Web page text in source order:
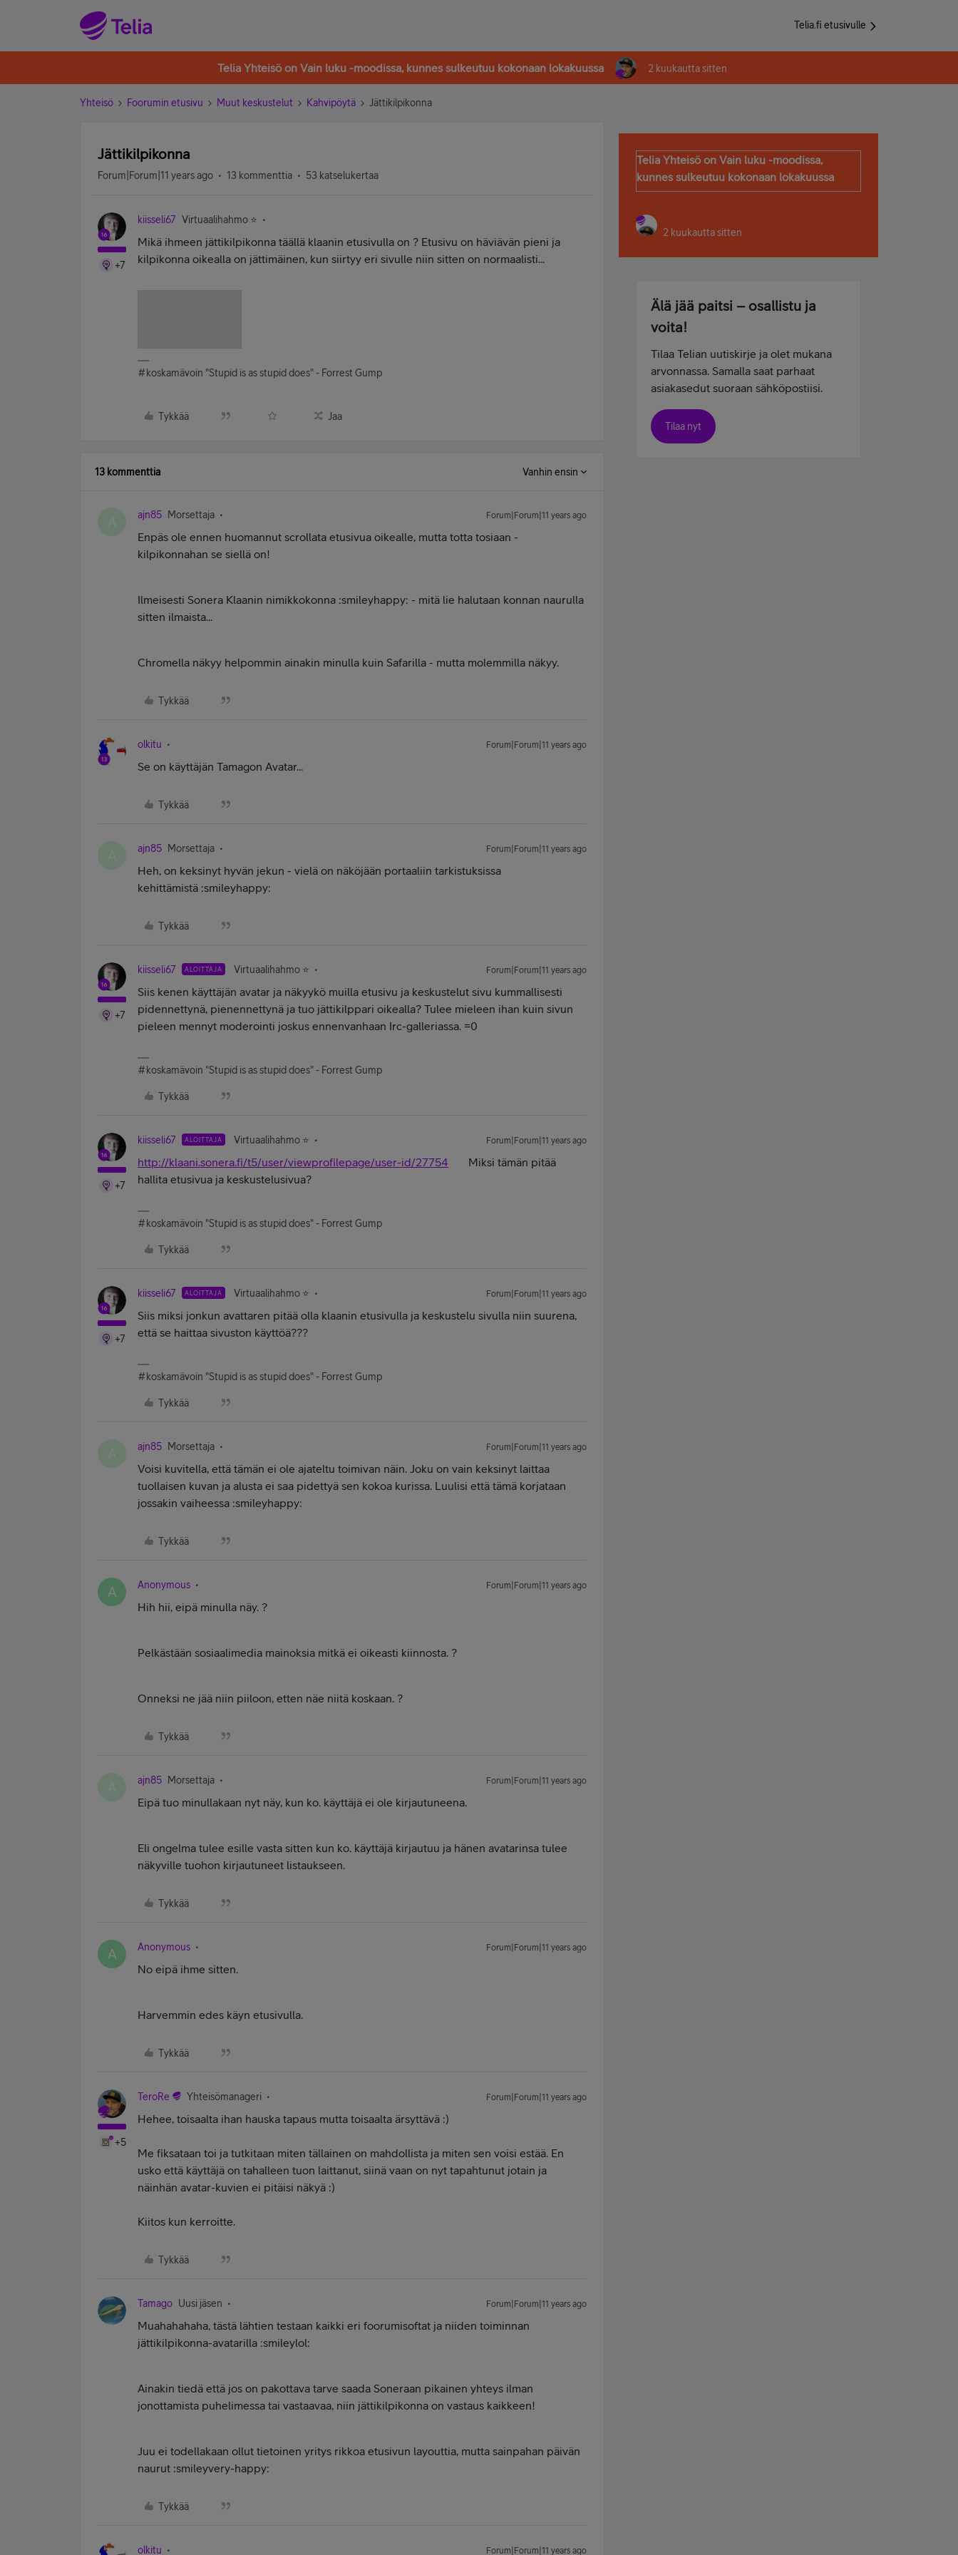
Telia.fi etusivulle
Telia Yhteisö on Vain luku -moodissa, kunnes sulkeutuu kokonaan lokakuussa 2 kuukautta sitten
Yhteisö Foorumin etusivu Muut keskustelut Kahvipöytä Jättikilpikonna
Jättikilpikonna
Forum|Forum|11 years ago 13 kommenttia 53 katselukertaa
+7
kiisseli67 Virtuaalihahmo ⭐️
Mikä ihmeen jättikilpikonna täällä klaanin etusivulla on ? Etusivu on häviävän pieni ja
kilpikonna oikealla on jättimäinen, kun siirtyy eri sivulle niin sitten on normaalisti...
#koskamävoin "Stupid is as stupid does" - Forrest Gump
Tykkää Jaa
13 kommenttia Vanhin ensin
ajn85 Morsettaja Forum|Forum|11 years ago
Enpäs ole ennen huomannut scrollata etusivua oikealle, mutta totta tosiaan -
kilpikonnahan se siellä on!
Ilmeisesti Sonera Klaanin nimikkokonna :smileyhappy: - mitä lie halutaan konnan naurulla
sitten ilmaista...
Chromella näkyy helpommin ainakin minulla kuin Safarilla - mutta molemmilla näkyy.
Tykkää
olkitu Forum|Forum|11 years ago
Se on käyttäjän Tamagon Avatar...
Tykkää
ajn85 Morsettaja Forum|Forum|11 years ago
Heh, on keksinyt hyvän jekun - vielä on näköjään portaaliin tarkistuksissa
kehittämistä :smileyhappy:
Tykkää
+7
kiisseli67 ALOITTAJA Virtuaalihahmo ⭐️ Forum|Forum|11 years ago
Siis kenen käyttäjän avatar ja näkyykö muilla etusivu ja keskustelut sivu kummallisesti
pidennettynä, pienennettynä ja tuo jättikilppari oikealla? Tulee mieleen ihan kuin sivun
pieleen mennyt moderointi joskus ennenvanhaan Irc-galleriassa. =0
#koskamävoin "Stupid is as stupid does" - Forrest Gump
Tykkää
+7
kiisseli67 ALOITTAJA Virtuaalihahmo ⭐️ Forum|Forum|11 years ago
http://klaani.sonera.fi/t5/user/viewprofilepage/user-id/27754 Miksi tämän pitää
hallita etusivua ja keskustelusivua?
#koskamävoin "Stupid is as stupid does" - Forrest Gump
Tykkää
+7
kiisseli67 ALOITTAJA Virtuaalihahmo ⭐️ Forum|Forum|11 years ago
Siis miksi jonkun avattaren pitää olla klaanin etusivulla ja keskustelu sivulla niin suurena,
että se haittaa sivuston käyttöä???
#koskamävoin "Stupid is as stupid does" - Forrest Gump
Tykkää
ajn85 Morsettaja Forum|Forum|11 years ago
Voisi kuvitella, että tämän ei ole ajateltu toimivan näin. Joku on vain keksinyt laittaa
tuollaisen kuvan ja alusta ei saa pidettyä sen kokoa kurissa. Luulisi että tämä korjataan
jossakin vaiheessa :smileyhappy:
Tykkää
A Anonymous Forum|Forum|11 years ago
Hih hii, eipä minulla näy. ?
Pelkästään sosiaalimedia mainoksia mitkä ei oikeasti kiinnosta. ?
Onneksi ne jää niin piiloon, etten näe niitä koskaan. ?
Tykkää
ajn85 Morsettaja Forum|Forum|11 years ago
Eipä tuo minullakaan nyt näy, kun ko. käyttäjä ei ole kirjautuneena.
Eli ongelma tulee esille vasta sitten kun ko. käyttäjä kirjautuu ja hänen avatarinsa tulee
näkyville tuohon kirjautuneet listaukseen.
Tykkää
A Anonymous Forum|Forum|11 years ago
No eipä ihme sitten.
Harvemmin edes käyn etusivulla.
Tykkää
+5
TeroRe Yhteisömanageri Forum|Forum|11 years ago
Hehee, toisaalta ihan hauska tapaus mutta toisaalta ärsyttävä :)
Me fiksataan toi ja tutkitaan miten tällainen on mahdollista ja miten sen voisi estää. En
usko että käyttäjä on tahalleen tuon laittanut, siinä vaan on nyt tapahtunut jotain ja
näinhän avatar-kuvien ei pitäisi näkyä :)
Kiitos kun kerroitte.
Tykkää
Tamago Uusi jäsen Forum|Forum|11 years ago
Muahahahaha, tästä lähtien testaan kaikki eri foorumisoftat ja niiden toiminnan
jättikilpikonna-avatarilla :smileylol:
Ainakin tiedä että jos on pakottava tarve saada Soneraan pikainen yhteys ilman
jonottamista puhelimessa tai vastaavaa, niin jättikilpikonna on vastaus kaikkeen!
Juu ei todellakaan ollut tietoinen yritys rikkoa etusivun layouttia, mutta sainpahan päivän
naurut :smileyvery-happy:
Tykkää
olkitu Forum|Forum|11 years ago
Telia Yhteisö on Vain luku -moodissa,
kunnes sulkeutuu kokonaan lokakuussa
2 kuukautta sitten
Älä jää paitsi – osallistu ja
voita!
Tilaa Telian uutiskirje ja olet mukana
arvonnassa. Samalla saat parhaat
asiakasedut suoraan sähköpostiisi.
Tilaa nyt